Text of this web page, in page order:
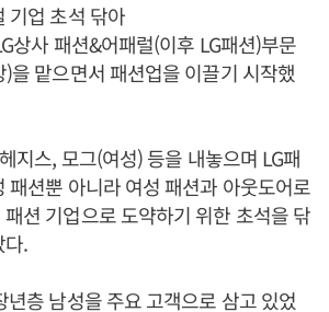
기업 초석 닦아
상사 패션&어패럴(이후 LG패션)부문
을 맡으면서 패션업을 이끌기 시작했
지스, 모그(여성) 등을 내놓으며 LG패
패션뿐 아니라 여성 패션과 아웃도어로
션 기업으로 도약하기 위한 초석을 닦
다.
년층 남성을 주요 고객으로 삼고 있었